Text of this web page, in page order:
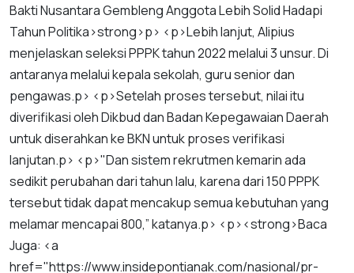
BaktiNusantaraGemblengAnggotaLebihSolidHadapi
TahunPolitika>strong>p> <p>Lebihlanjut, Alipius
menjelaskanseleksiPPPKtahun2022melalui3unsur.Di
antaranyamelaluikepalasekolah, guruseniordan
pengawas.p> <p>Setelah prosestersebut, nilaiitu
diverifikasiolehDikbuddanBadanKepegawaianDaerah
untukdiserahkankeBKNuntukprosesverifikasi
lanjutan.p> <p>"Dansistemrekrutmenkemarinada
sedikitperubahandaritahunlalu, karenadari150PPPK
tersebuttidakdapatmencakupsemuakebutuhanyang
melamarmencapai800,”katanya.p> <p><strong>Baca
Juga: <a
href="https://www.insidepontianak.com/nasional/pr-